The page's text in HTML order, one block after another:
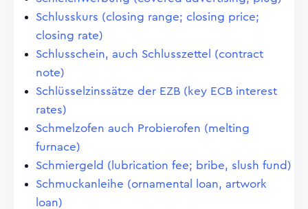
Schlusskurs (closing range; closing price;
closing rate)
Schlusschein, auch Schlusszettel (contract
note)
Schlüsselzinssätze der EZB (key ECB interest
rates)
Schmelzofen auch Probierofen (melting
furnace)
Schmiergeld (lubrication fee; bribe, slush fund)
Schmuckanleihe (ornamental loan, artwork
loan)